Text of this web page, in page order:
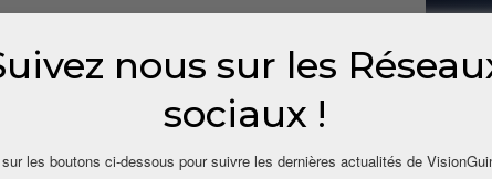
nous sur les
sociaux !
les boutons ci-dessous pour suivre les dernières actualités de